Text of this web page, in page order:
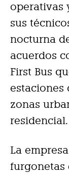
operativas
sus
nocturna
acuerdos
First Bus
estaciones
zonas
residencial.
La
furgonetas